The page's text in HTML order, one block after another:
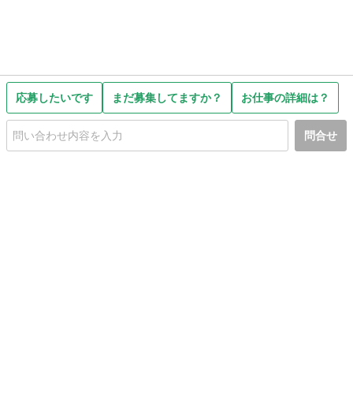
応募したいです まだ募集してますか？ お仕事の詳細は？
問合せ